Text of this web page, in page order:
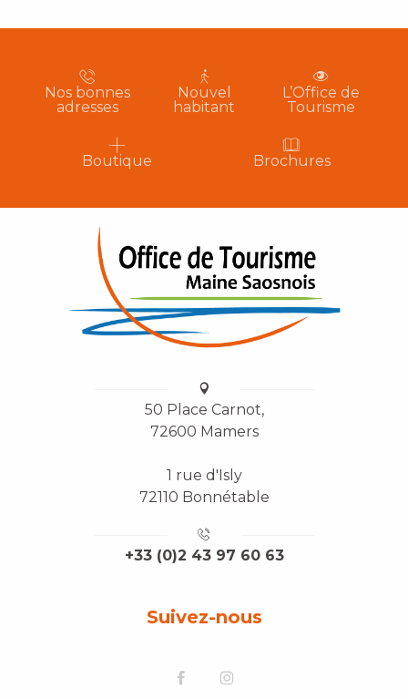
Nos bonnes
adresses
Nouvel
habitant
L’Office de
Tourisme
Boutique Brochures
50 Place Carnot,
72600 Mamers
1 rue d'Isly
72110 Bonnétable
+33 (0)2 43 97 60 63
Suivez-nous